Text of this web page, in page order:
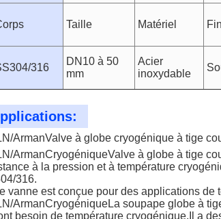
Taille Matériel
316
DN10 à 50
mm
Acier
inoxydable
ArmanValve à globe cryogénique à tige
ArmanCryogéniqueValve à globe à tige
à la pression et à température
316.
vanne est conçue pour des applications
ArmanCryogéniqueLa soupape globe à
besoin de température cryogénique.Il a